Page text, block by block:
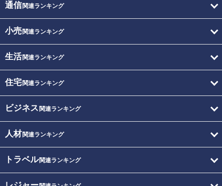
通信関連ランキング
小売関連ランキング
生活関連ランキング
住宅関連ランキング
ビジネス 関連ランキング
人材関連ランキング
トラベル関連ランキング